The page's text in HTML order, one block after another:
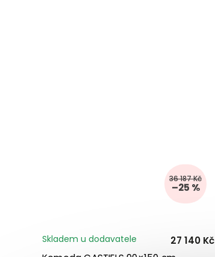
36 187 Kč
–25 %
Skladem u dodavatele 27 140 Kč